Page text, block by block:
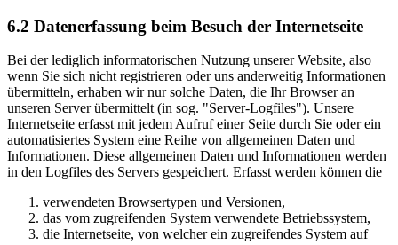
6.2 Datenerfassung beim Besuch der Internetseite
Bei der lediglich informatorischen Nutzung unserer Website, also
wenn Sie sich nicht registrieren oder uns anderweitig Informationen
übermitteln, erhaben wir nur solche Daten, die Ihr Browser an
unseren Server übermittelt (in sog. "Server-Logfiles"). Unsere
Internetseite erfasst mit jedem Aufruf einer Seite durch Sie oder ein
automatisiertes System eine Reihe von allgemeinen Daten und
Informationen. Diese allgemeinen Daten und Informationen werden
in den Logfiles des Servers gespeichert. Erfasst werden können die
verwendeten Browsertypen und Versionen,
das vom zugreifenden System verwendete Betriebssystem,
die Internetseite, von welcher ein zugreifendes System auf